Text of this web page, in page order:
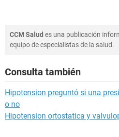
CCM Salud es una publicación
equipo de especialistas de la salud.
Consulta también
Hipotension preguntó si una
o no
Hipotension ortostatica y